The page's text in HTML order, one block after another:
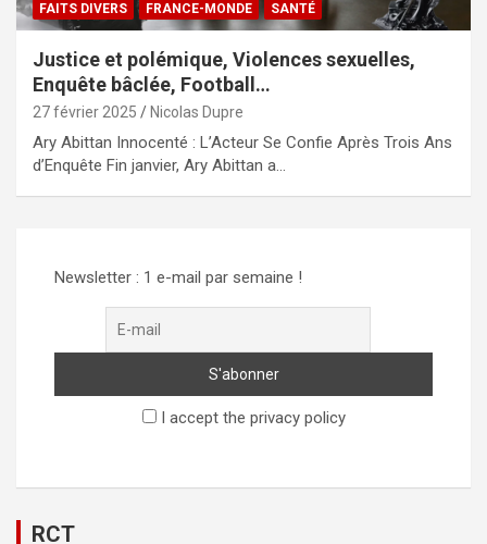
FAITS DIVERS FRANCE-MONDE SANTÉ
Justice et polémique, Violences sexuelles,
Enquête bâclée, Football…
27 février 2025 Nicolas Dupre
Ary Abittan Innocenté : L’Acteur Se Confie Après Trois Ans
d’Enquête Fin janvier, Ary Abittan a…
Newsletter : 1 e-mail par semaine !
I accept the privacy policy
RCT